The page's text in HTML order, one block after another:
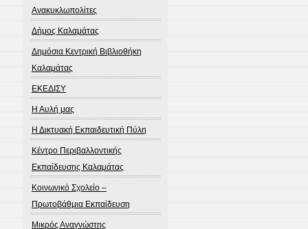
Ανακυκλωπολίτες
Δήμος Καλαμάτας
Δημόσια Κεντρική Βιβλιοθήκη
Καλαμάτας
ΕΚΕΔΙΣΥ
Η Αυλή μας
Η Δικτυακή Εκπαιδευτική Πύλη
Κέντρο Περιβαλλοντικής
Εκπαίδευσης Καλαμάτας
Κοινωνικό Σχολείο –
Πρωτοβάθμια Εκπαίδευση
Μικρός Αναγνώστης